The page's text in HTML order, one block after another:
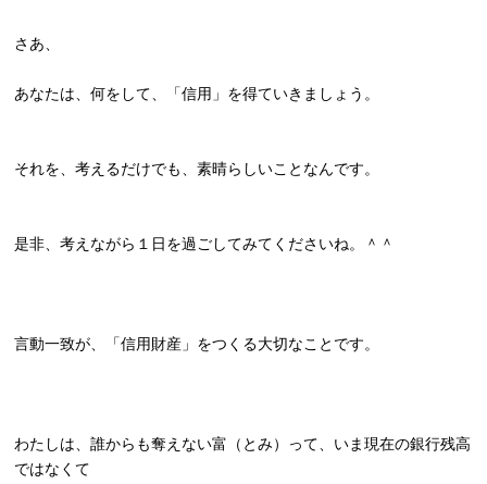
さあ、
あなたは、何をして、「信用」を得ていきましょう。
それを、考えるだけでも、素晴らしいことなんです。
是非、考えながら１日を過ごしてみてくださいね。＾＾
言動一致が、「信用財産」をつくる大切なことです。
わたしは、誰からも奪えない富（とみ）って、 いま現在の銀行残高
ではなくて